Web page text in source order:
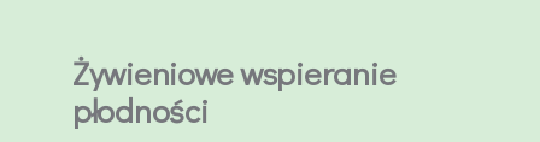
Żywieniowe wspieranie
płodności